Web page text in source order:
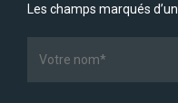
Les champs marqués d’un